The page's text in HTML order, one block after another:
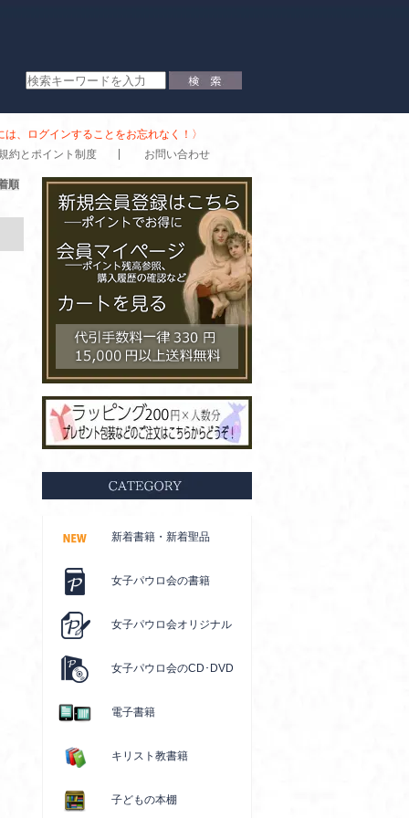
ログインすることをお忘れなく！〉
約とポイント制度
お問い合わせ
順
新着書籍・新着聖品
女子パウロ会の書籍
女子パウロ会オリジナル
女子パウロ会のCD･DVD
電子書籍
キリスト教書籍
子どもの本棚